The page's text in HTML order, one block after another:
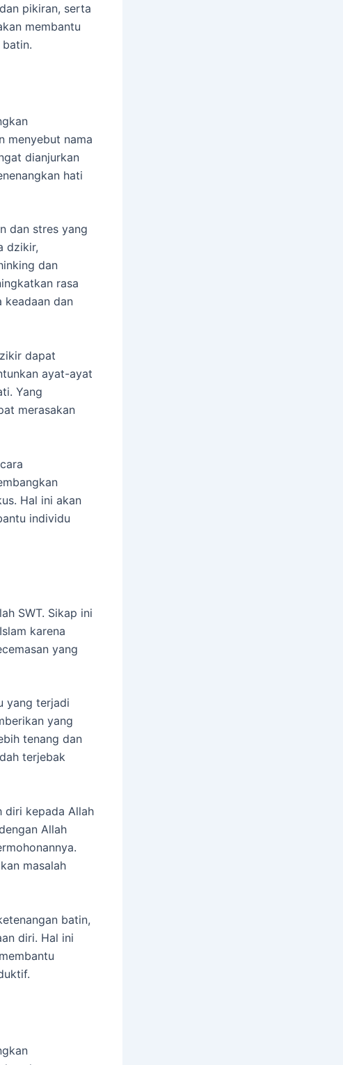
pikiran, serta
membantu
menyebut nama
dianjurkan
hati
dan stres yang
dzikir,
dan
rasa
keadaan dan
dapat
ayat-ayat
Yang
merasakan
Hal ini akan
individu
SWT. Sikap ini
karena
yang
yang terjadi
yang
tenang dan
terjebak
diri kepada Allah
Allah
masalah
batin,
diri. Hal ini